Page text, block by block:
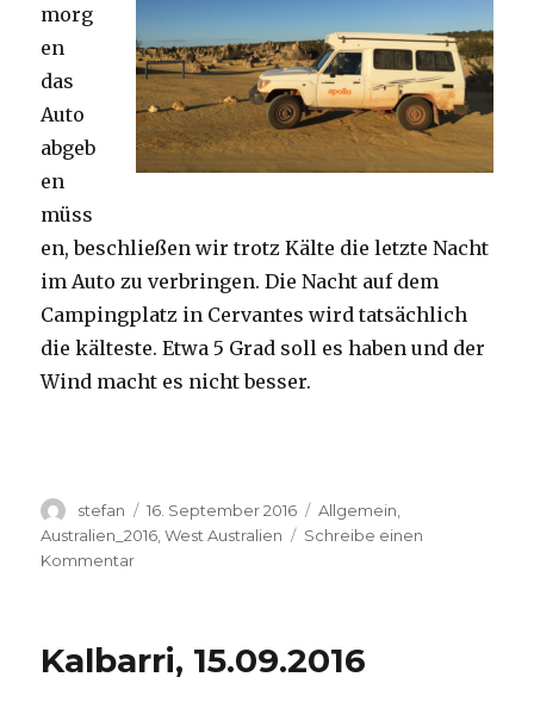
morg
en
das
Auto
abgeb
en
müss
en, beschließen wir trotz Kälte die letzte Nacht
im Auto zu verbringen. Die Nacht auf dem
Campingplatz in Cervantes wird tatsächlich
die kälteste. Etwa 5 Grad soll es haben und der
Wind macht es nicht besser.
Autor
stefan
Veröffentlicht
am
16. September 2016 Kategorien
Allgemein
Australien_2016 ,West Australien
Schreibe einen
Kommentarzu
Kalbarri, 15.09.2016